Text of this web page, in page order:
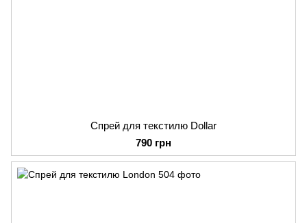
Спрей для текстилю Dollar
790 грн